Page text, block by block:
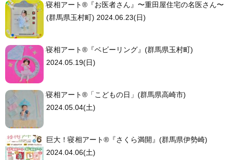
寝相アート®︎『お医者さん』〜重田屋住宅の名医さん〜
(群馬県玉村町) 2024.06.23(日)
寝相アート®︎『ベビーリング』(群馬県玉村町)
2024.05.19(日)
寝相アート®「こどもの日」(群馬県高崎市)
2024.05.04(土)
巨大！寝相アート®︎『さくら満開』(群馬県伊勢崎)
2024.04.06(土)